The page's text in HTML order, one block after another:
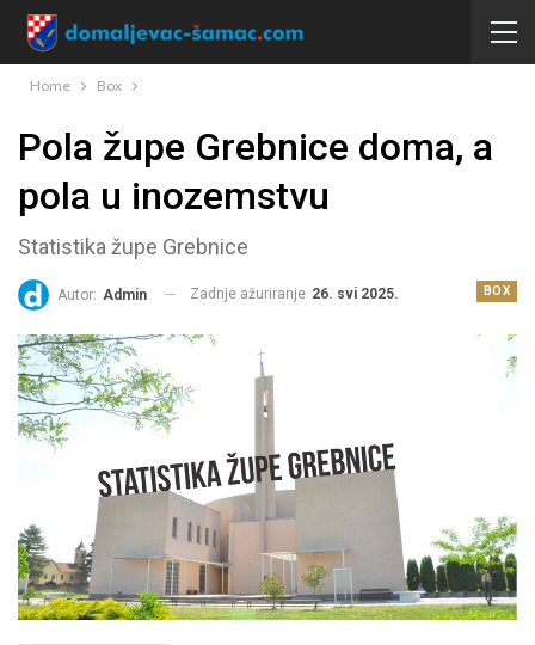
Home Box
Pola župe Grebnice doma, a
pola u inozemstvu
Statistika župe Grebnice
BOX
Autor: Admin Zadnje ažuriranje 26. svi 2025.